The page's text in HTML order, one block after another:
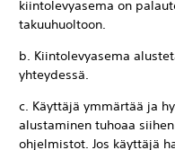
kiintolevyasema on
takuuhuoltoon.
b. Kiintolevyasema
yhteydessä.
c. Käyttäjä ymmärtää ja
alustaminen tuhoaa
ohjelmistot. Jos käyttäjä